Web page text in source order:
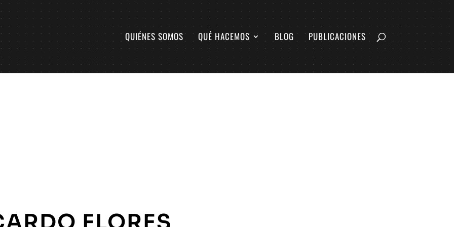
QUIÉNES SOMOS QUÉ HACEMOS BLOG PUBLICACIONES